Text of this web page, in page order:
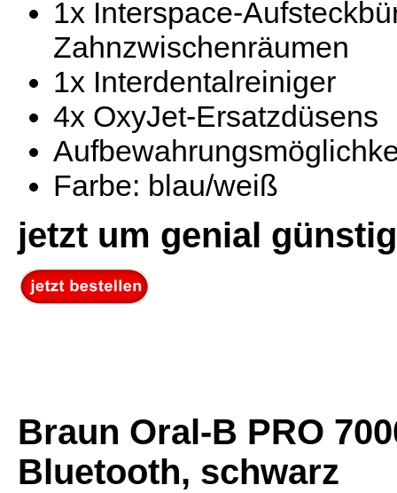
1x Interspace-
Zahnzwischenräumen
1x Interdentalreiniger
4x OxyJet-Ersatzdüsens
Farbe: blau/weiß
jetzt um genial
Braun Oral-B PRO
Bluetooth, schwarz